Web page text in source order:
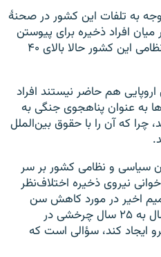
توجه به تلفات این کشور در صحنۀ
افراد ذخیره برای پیوستن
به ارتش، میانگین سنی نیروی نظامی این کشور حالا بالای ۴۰
هم حاضر نیستند افراد
به عنوان پناهجوی جنگی به
چرا که آن را با حقوق بین‌الملل
سیاسی و نظامی کشور بر سر
نیروی ذخیره اختلاف‌نظر
اخیر در مورد کاهش سن
افراد ذخیره قابل جذب از ۲۷ سال به ۲۵ سال چرخشی در
کند، سؤالی است که